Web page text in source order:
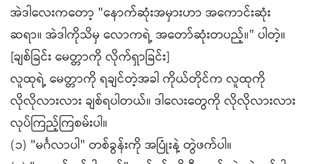
အဲဒါလေးကတော့ "နောက်ဆုံးအမှားဟာ အကောင်းဆုံး
ဆရာ။ အဲဒါကိုသိမှ လောကရဲ့ အတော်ဆုံးတပည့်။" ပါတဲ့။
[ချစ်ခြင်း မေတ္တာကို လိုက်ရှာခြင်း]
လူထုရဲ့ မေတ္တာကို ရချင်တဲ့အခါ ကိုယ်တိုင်က လူထုကို
လိုလိုလားလား ချစ်ရပါတယ်။ ဒါလေးတွေကို လိုလိုလားလား
လုပ်ကြည့်ကြစမ်းပါ။
(၁) "မင်္ဂလာပါ" တစ်ခွန်းကို အပြုံးနဲ့ တွဲဖက်ပါ။